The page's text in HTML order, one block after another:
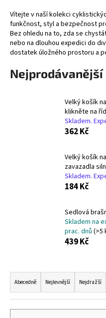
Vítejte v naší kolekci
funkčnost, styl a bezpečnost
Bez ohledu na to, zda se
nebo na dlouhou expedici do
dostatek úložného prostoru a
Nejprodávanější
Velký košík
klikněte na
Skladem.
362 Kč
Velký košík
zavazadla
Skladem.
184 Kč
Sedlová
Skladem na
prac. dnů (>5
439 Kč
Ř
a
z
e
Abecedně Nejlevnější Nejdražší
j
e
t
e
n
a
HLEDAT
r
u
č